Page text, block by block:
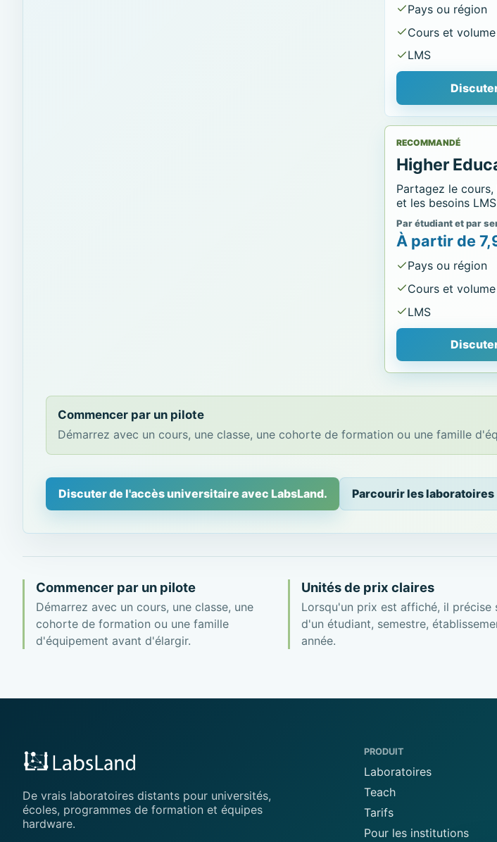
Pays ou région
Cours et
LMS
RECOMMANDÉ
Higher
Partagez le
et les besoins
Par étudiant et par
À partir de
Pays ou région
Cours et
LMS
Commencer par un pilote
Démarrez avec un cours, une classe, une cohorte de formation ou une famille
Discuter de l'accès universitaire avec LabsLand. Parcourir les laboratoires
Commencer par un pilote
Démarrez avec un cours, une classe, une
cohorte de formation ou une famille
d'équipement avant d'élargir.
Unités de prix claires
Lorsqu'un prix est affiché, il précise
d'un étudiant, semestre,
année.
De vrais laboratoires distants pour universités,
écoles, programmes de formation et équipes
hardware.
PRODUIT
Laboratoires
Teach
Tarifs
Pour les institutions